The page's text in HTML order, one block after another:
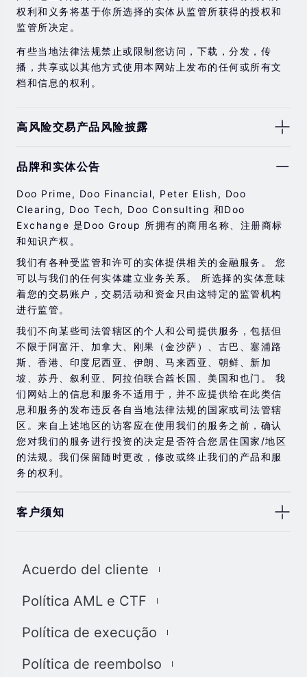
权利和义务将基于你所选择的实体从监管所获得的授权和
监管所决定。
有些当地法律法规禁止或限制您访问，下载，分发，传
播，共享或以其他方式使用本网站上发布的任何或所有文
档和信息的权利。
高风险交易产品风险披露
券，期货，差价合约和其他金融产品交易涉及高风险，可
过去的投资表现并不代表其未来的表现。
在与我们进行任何交易之前，请确保您完全了解使用相应
金融工具进行交易的风险。 如果您不了解此处说明的风
险，则应寻求独立的专业建议。
品牌和实体公告
Doo Prime, Doo Financial, Peter Elish, Doo
Clearing, Doo Tech, Doo Consulting 和Doo
Exchange 是Doo Group 所拥有的商用名称、注册商标
和知识产权。
我们有各种受监管和许可的实体提供相关的金融服务。 您
可以与我们的任何实体建立业务关系。 所选择的实体意味
着您的交易账户，交易活动和资金只由这特定的监管机构
进行监管。
我们不向某些司法管辖区的个人和公司提供服务，包括但
不限于阿富汗、加拿大、刚果（金沙萨）、古巴、塞浦路
斯、香港、印度尼西亚、伊朗、马来西亚、朝鲜、新加
坡、苏丹、叙利亚、阿拉伯联合酋长国、美国和也门。 我
们网站上的信息和服务不适用于，并不应提供给在此类信
息和服务的发布违反各自当地法律法规的国家或司法管辖
区。来自上述地区的访客应在使用我们的服务之前，确认
您对我们的服务进行投资的决定是否符合您居住国家/地区
的法规。我们保留随时更改，修改或终止我们的产品和服
务的权利。
客户须知
息，材料或第三方材料（“材料”）仅供参考。 该材料仅被
的投资建议和/或投资推荐。 尽管我们已尽一切合理的努力
和保证，如果所提供信息的任何不准确和不完整，我们也
损失或损害赔偿。 未经我们的同意，您只能将该材料用于
Acuerdo del cliente
Política AML e CTF
Política de execução
Política de reembolso